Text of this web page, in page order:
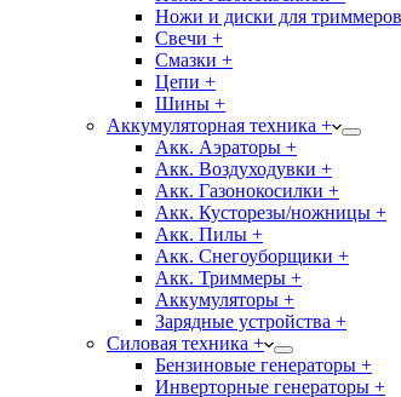
Ножи и диски для
Свечи +
Смазки +
Цепи +
Шины +
Аккумуляторная техника +
Акк. Аэраторы +
Акк. Воздуходувки +
Акк. Газонокосилки +
Акк. Кусторезы/ножницы +
Акк. Пилы +
Акк. Снегоуборщики +
Акк. Триммеры +
Аккумуляторы +
Зарядные устройства +
Силовая техника +
Бензиновые генераторы +
Инверторные генераторы +